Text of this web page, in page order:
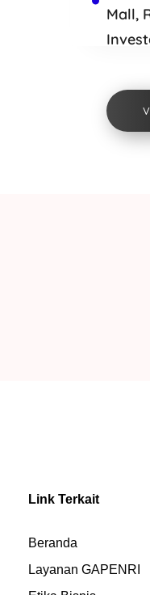
Mall,
Link Terkait
Beranda
Layanan GAPENRI